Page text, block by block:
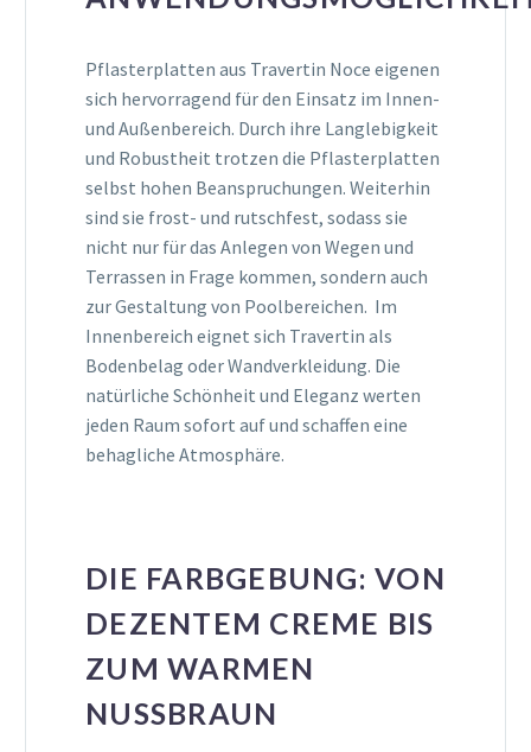
Pflasterplatten aus Travertin Noce eigenen
sich hervorragend für den Einsatz im Innen-
und Außenbereich. Durch ihre Langlebigkeit
und Robustheit trotzen die Pflasterplatten
selbst hohen Beanspruchungen. Weiterhin
sind sie frost- und rutschfest, sodass sie
nicht nur für das Anlegen von Wegen und
Terrassen in Frage kommen, sondern auch
zur Gestaltung von Poolbereichen. Im
Innenbereich eignet sich Travertin als
Bodenbelag oder Wandverkleidung. Die
natürliche Schönheit und Eleganz werten
jeden Raum sofort auf und schaffen eine
behagliche Atmosphäre.
DIE FARBGEBUNG: VON
DEZENTEM CREME BIS
ZUM WARMEN
NUSSBRAUN